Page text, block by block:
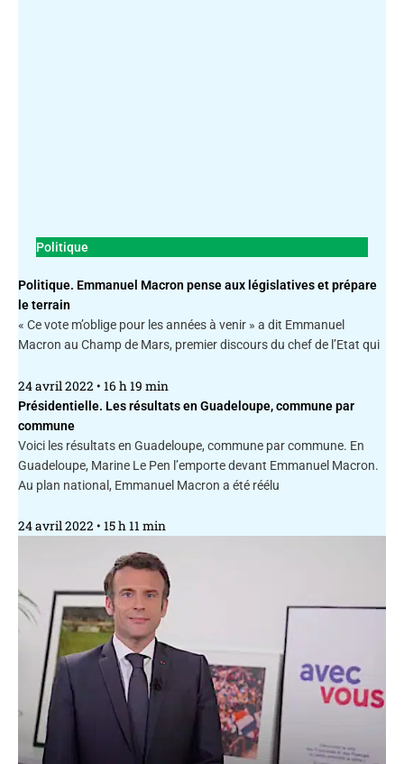
Politique
Politique. Emmanuel Macron pense aux législatives et prépare
le terrain
« Ce vote m’oblige pour les années à venir » a dit Emmanuel
Macron au Champ de Mars, premier discours du chef de l’Etat qui
24 avril 2022 16 h 19 min
Présidentielle. Les résultats en Guadeloupe, commune par
commune
Voici les résultats en Guadeloupe, commune par commune. En
Guadeloupe, Marine Le Pen l’emporte devant Emmanuel Macron.
Au plan national, Emmanuel Macron a été réélu
24 avril 2022 15 h 11 min